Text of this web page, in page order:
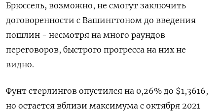
Брюссель, возможно, не смогут заключить
договоренности с Вашингтоном до введения
пошлин - несмотря на много раундов
переговоров, быстрого прогресса на них не
видно.
Фунт стерлингов опустился на 0,26% до $1,3616​,
но остается вблизи максимума с октября 2021